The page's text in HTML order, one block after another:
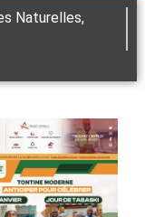
Naturelles,